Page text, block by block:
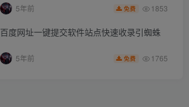
5年前 免费 1853
百度网址一键提交软件站点快速收录引蜘蛛
5年前 免费 1765